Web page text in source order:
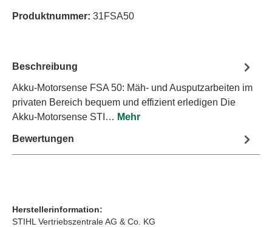
Produktnummer: 31FSA50
Beschreibung
Akku-Motorsense FSA 50: Mäh- und Ausputzarbeiten im
privaten Bereich bequem und effizient erledigen Die
Akku-Motorsense STI… Mehr
Bewertungen
Herstellerinformation:
STIHL Vertriebszentrale AG & Co. KG